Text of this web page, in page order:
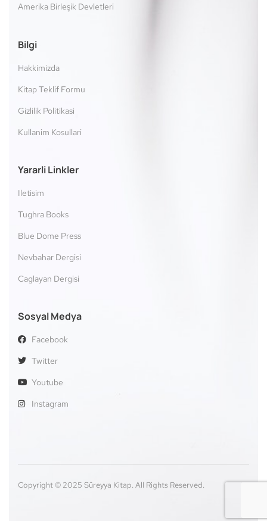
Amerika Birleşik Devletleri
Bilgi
Hakkimizda
Kitap Teklif Formu
Gizlilik Politikasi
Kullanim Kosullari
Yararli Linkler
Iletisim
Tughra Books
Blue Dome Press
Nevbahar Dergisi
Caglayan Dergisi
Sosyal Medya
Facebook
Twitter
Youtube
Instagram
Copyright © 2025 Süreyya Kitap. All Rights Reserved.